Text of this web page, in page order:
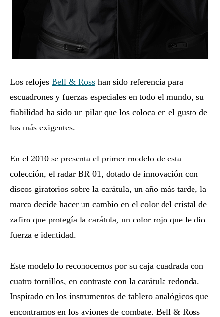
Los relojes Bell & Ross han sido referencia para
escuadrones y fuerzas especiales en todo el mundo, su
fiabilidad ha sido un pilar que los coloca en el gusto de
los más exigentes.
En el 2010 se presenta el primer modelo de esta
colección, el radar BR 01, dotado de innovación con
discos giratorios sobre la carátula, un año más tarde, la
marca decide hacer un cambio en el color del cristal de
zafiro que protegía la carátula, un color rojo que le dio
fuerza e identidad.
Este modelo lo reconocemos por su caja cuadrada con
cuatro tornillos, en contraste con la carátula redonda.
Inspirado en los instrumentos de tablero analógicos que
encontramos en los aviones de combate. Bell & Ross